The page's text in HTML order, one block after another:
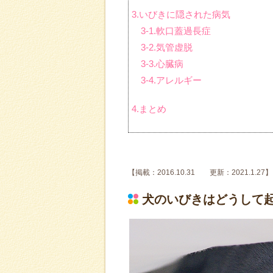
3.いびきに隠された病気
3-1.軟口蓋過長症
3-2.気管虚脱
3-3.心臓病
3-4.アレルギー
4.まとめ
【掲載：2016.10.31 更新：2021.1.27】
犬のいびきはどうして